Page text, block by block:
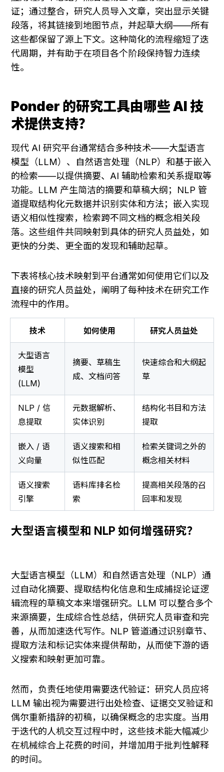
证；通过整合，研究人员导入文章，突出显示关键
段落，将其链接到地图节点，并起草大纲——所有
这些都保留了源上下文。这种简化的流程缩短了迭
代周期，并有助于在项目各个阶段保持智力连续
性。
Ponder 的研究工具由哪些 AI 技
术提供支持？
现代 AI 研究平台通常结合多种技术——大型语言
模型（LLM）、自然语言处理（NLP）和基于嵌入
的检索——以提供摘要、AI 辅助检索和关系提取等
功能。LLM 产生简洁的摘要和草稿大纲；NLP 管
道提取结构化元数据并识别实体和方法；嵌入实现
语义相似性搜索，检索跨不同文档的概念相关段
落。这些组件共同映射到具体的研究人员益处，如
更快的分类、更全面的发现和辅助起草。
下表将核心技术映射到平台通常如何使用它们以及
直接的研究人员益处，阐明了每种技术在研究工作
流程中的作用。
技术 如何使用 研究人员益处
大型语言
模型
(LLM)
摘要、草稿生
成、文档问答
快速综合和大纲起
草
NLP / 信
息提取
元数据解析、
实体识别
结构化书目和方法
提取
嵌入 / 语
义向量
语义搜索和相
似性匹配
检索关键词之外的
概念相关材料
语义搜索
引擎
语料库排名检
索
提高相关段落的召
回率和发现
大型语言模型和 NLP 如何增强研究？
大型语言模型（LLM）和自然语言处理（NLP）通
过自动化摘要、提取结构化信息和生成捕捉论证逻
辑流程的草稿文本来增强研究。LLM 可以整合多个
来源摘要，生成综合性总结，供研究人员审查和完
善，从而加速迭代写作。NLP 管道通过识别章节、
提取方法和标记实体来提供帮助，从而使下游的语
义搜索和映射更加可靠。
然而，负责任地使用需要迭代验证：研究人员应将
LLM 输出视为需要进行出处检查、证据交叉验证和
偶尔重新措辞的初稿，以确保概念的忠实度。当用
于迭代的人机交互过程中时，这些技术能大幅减少
在机械综合上花费的时间，并增加用于批判性解释
的时间。